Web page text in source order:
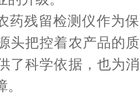
残留检测仪作为保
头把控着农产品的
了科学依据，也为